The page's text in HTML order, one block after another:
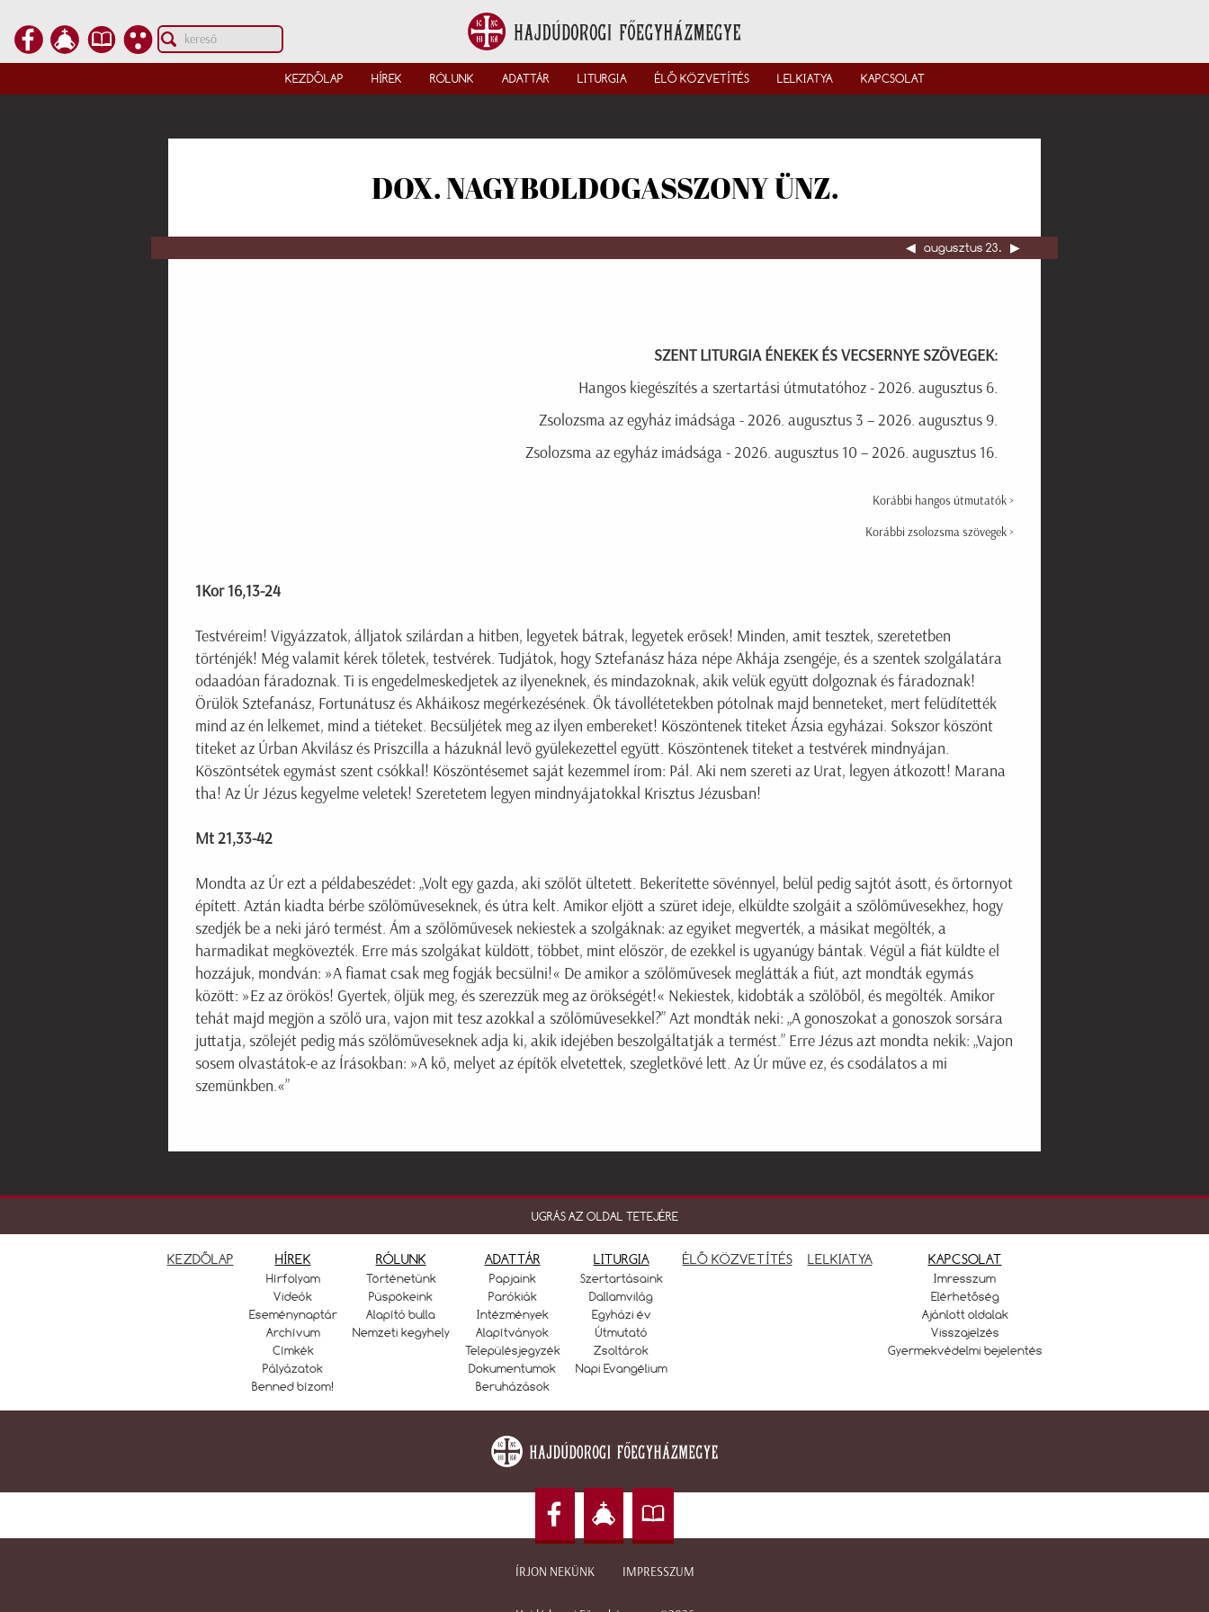
KEZDŐLAP HÍREK RÓLUNK ADATTÁR LITURGIA ÉLŐ KÖZVETÍTÉS LELKIATYA KAPCSOLAT
DOX. NAGYBOLDOGASSZONY ÜNZ.
◀︎ augusztus 23. ▶︎
SZENT LITURGIA ÉNEKEK ÉS VECSERNYE SZÖVEGEK:
Hangos kiegészítés a szertartási útmutatóhoz - 2026. augusztus 6.
Zsolozsma az egyház imádsága - 2026. augusztus 3 – 2026. augusztus 9.
Zsolozsma az egyház imádsága - 2026. augusztus 10 – 2026. augusztus 16.
Korábbi hangos útmutatók >
Korábbi zsolozsma szövegek >
1Kor 16,13-24
Testvéreim! Vigyázzatok, álljatok szilárdan a hitben, legyetek bátrak, legyetek erősek! Minden, amit tesztek, szeretetben
történjék! Még valamit kérek tőletek, testvérek. Tudjátok, hogy Sztefanász háza népe Akhája zsengéje, és a szentek szolgálatára
odaadóan fáradoznak. Ti is engedelmeskedjetek az ilyeneknek, és mindazoknak, akik velük együtt dolgoznak és fáradoznak!
Örülök Sztefanász, Fortunátusz és Akháikosz megérkezésének. Ők távollétetekben pótolnak majd benneteket, mert felüdítették
mind az én lelkemet, mind a tiéteket. Becsüljétek meg az ilyen embereket! Köszöntenek titeket Ázsia egyházai. Sokszor köszönt
titeket az Úrban Akvilász és Priszcilla a házuknál levő gyülekezettel együtt. Köszöntenek titeket a testvérek mindnyájan.
Köszöntsétek egymást szent csókkal! Köszöntésemet saját kezemmel írom: Pál. Aki nem szereti az Urat, legyen átkozott! Marana
tha! Az Úr Jézus kegyelme veletek! Szeretetem legyen mindnyájatokkal Krisztus Jézusban!
Mt 21,33-42
Mondta az Úr ezt a példabeszédet: „Volt egy gazda, aki szőlőt ültetett. Bekerítette sövénnyel, belül pedig sajtót ásott, és őrtornyot
épített. Aztán kiadta bérbe szőlőműveseknek, és útra kelt. Amikor eljött a szüret ideje, elküldte szolgáit a szőlőművesekhez, hogy
szedjék be a neki járó termést. Ám a szőlőművesek nekiestek a szolgáknak: az egyiket megverték, a másikat megölték, a
harmadikat megkövezték. Erre más szolgákat küldött, többet, mint először, de ezekkel is ugyanúgy bántak. Végül a fiát küldte el
hozzájuk, mondván: »A fiamat csak meg fogják becsülni!« De amikor a szőlőművesek meglátták a fiút, azt mondták egymás
között: »Ez az örökös! Gyertek, öljük meg, és szerezzük meg az örökségét!« Nekiestek, kidobták a szőlőből, és megölték. Amikor
tehát majd megjön a szőlő ura, vajon mit tesz azokkal a szőlőművesekkel?” Azt mondták neki: „A gonoszokat a gonoszok sorsára
juttatja, szőlejét pedig más szőlőműveseknek adja ki, akik idejében beszolgáltatják a termést.” Erre Jézus azt mondta nekik: „Vajon
sosem olvastátok-e az Írásokban: »A kő, melyet az építők elvetettek, szegletkővé lett. Az Úr műve ez, és csodálatos a mi
szemünkben.«”
UGRÁS AZ OLDAL TETEJÉRE
KEZDŐLAP HÍREK
Hírfolyam
Videók
Eseménynaptár
Archívum
Címkék
Pályázatok
Benned bízom!
RÓLUNK
Történetünk
Püspökeink
Alapító bulla
Nemzeti kegyhely
ADATTÁR
Papjaink
Parókiák
Intézmények
Alapítványok
Településjegyzék
Dokumentumok
Beruházások
LITURGIA
Szertartásaink
Dallamvilág
Egyházi év
Útmutató
Zsoltárok
Napi Evangélium
ÉLŐ KÖZVETÍTÉS LELKIATYA KAPCSOLAT
Imresszum
Elérhetőség
Ajánlott oldalak
Visszajelzés
Gyermekvédelmi bejelentés
ÍRJON NEKÜNK IMPRESSZUM